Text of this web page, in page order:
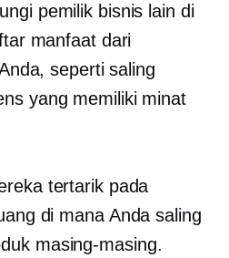
pemilik bisnis lain di
manfaat dari
seperti saling
yang memiliki minat
tertarik pada
di mana Anda saling
masing-masing.